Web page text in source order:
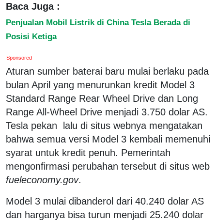
Baca Juga :
Penjualan Mobil Listrik di China Tesla Berada di
Posisi Ketiga
Sponsored
Aturan sumber baterai baru mulai berlaku pada
bulan April yang menurunkan kredit Model 3
Standard Range Rear Wheel Drive dan Long
Range All-Wheel Drive menjadi 3.750 dolar AS.
Tesla pekan lalu di situs webnya mengatakan
bahwa semua versi Model 3 kembali memenuhi
syarat untuk kredit penuh. Pemerintah
mengonfirmasi perubahan tersebut di situs web
fueleconomy.gov.
Model 3 mulai dibanderol dari 40.240 dolar AS
dan harganya bisa turun menjadi 25.240 dolar